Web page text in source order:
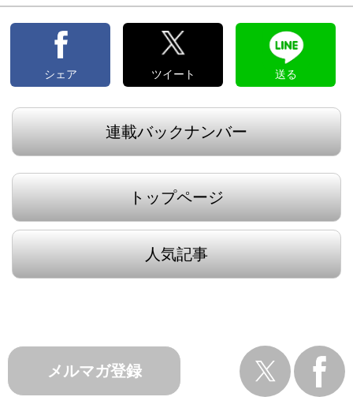
シェア ツイート 送る
連載バックナンバー
トップページ
人気記事
メルマガ登録